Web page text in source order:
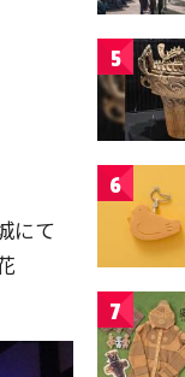
にて
5
6
7